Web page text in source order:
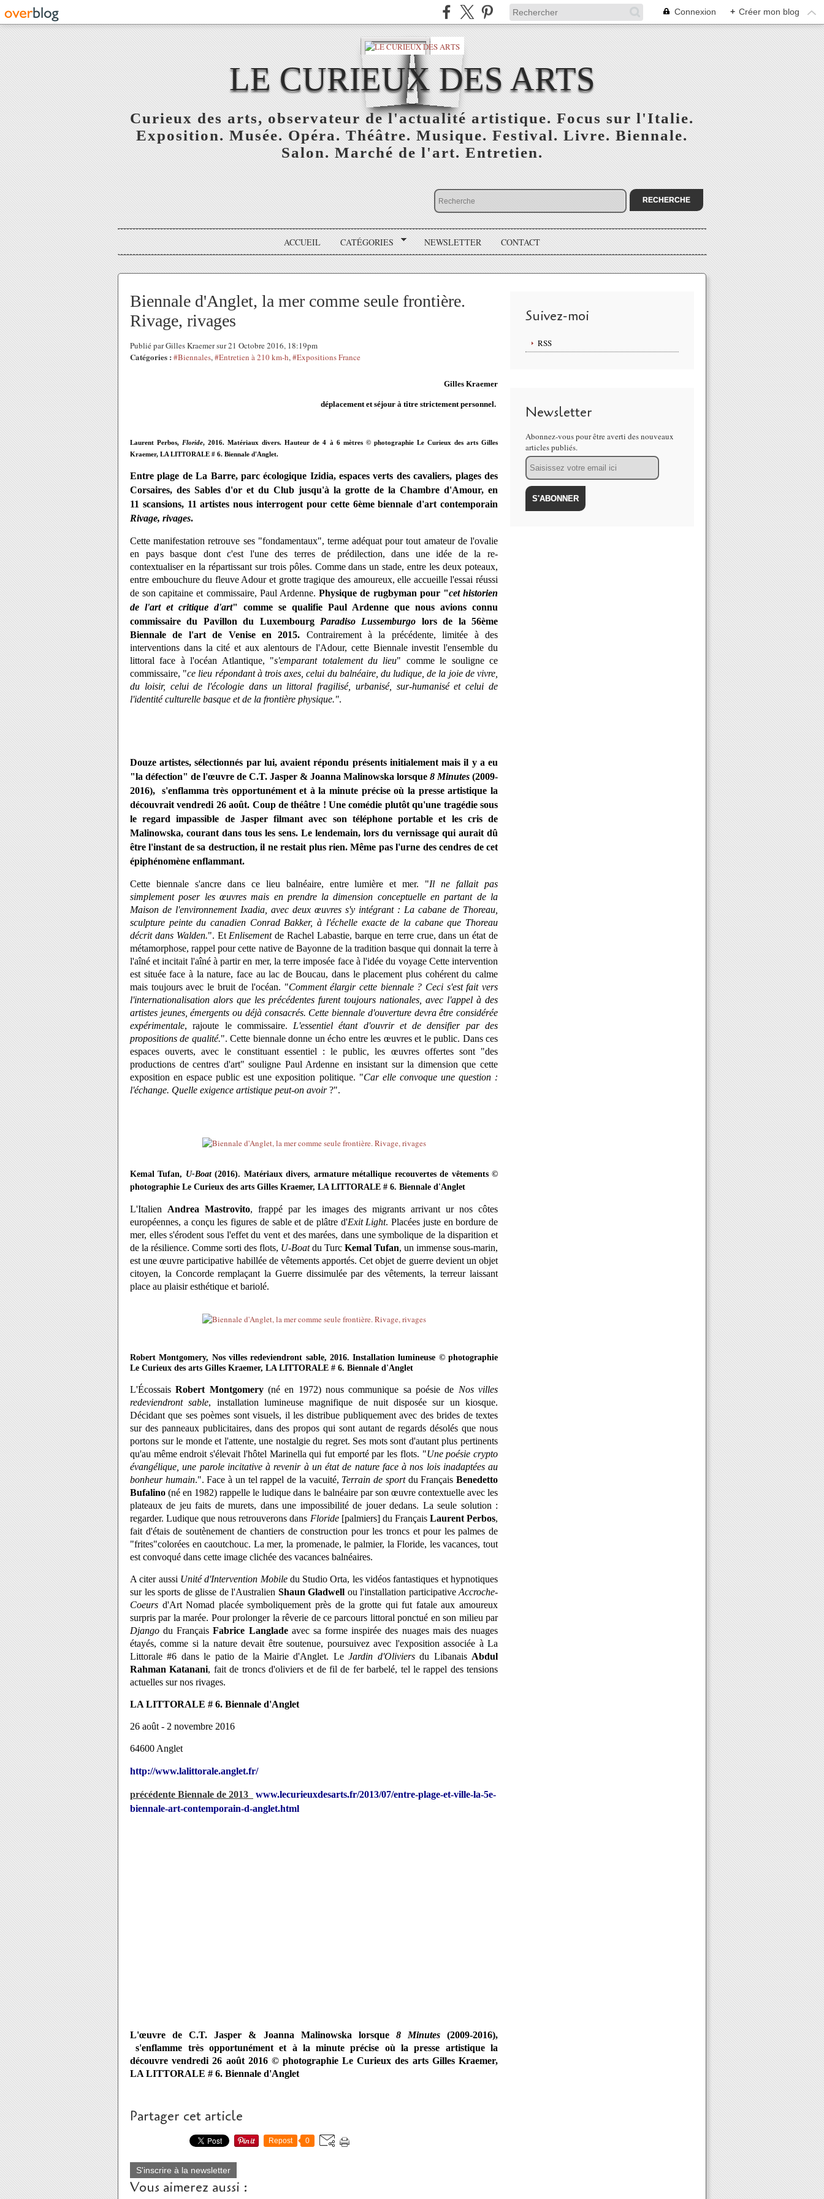
Connexion + Créer mon blog
LE CURIEUX DES ARTS
Curieux des arts, observateur de l'actualité artistique. Focus sur l'Italie.
Exposition. Musée. Opéra. Théâtre. Musique. Festival. Livre. Biennale.
Salon. Marché de l'art. Entretien.
ACCUEIL CATÉGORIES NEWSLETTER CONTACT
Biennale d'Anglet, la mer comme seule frontière.
Rivage, rivages
Publié par Gilles Kraemer sur 21 Octobre 2016, 18:19pm
Catégories : #Biennales,#Entretien à 210 km-h,#Expositions France
Gilles Kraemer
déplacement et séjour à titre strictement personnel.
Laurent Perbos, Floride, 2016. Matériaux divers. Hauteur de 4 à 6 mètres © photographie Le Curieux des arts Gilles
Kraemer, LA LITTORALE # 6. Biennale d'Anglet.
Entre plage de La Barre, parc écologique Izidia, espaces verts des cavaliers, plages des
Corsaires, des Sables d'or et du Club jusqu'à la grotte de la Chambre d'Amour, en
11 scansions, 11 artistes nous interrogent pour cette 6ème biennale d'art contemporain
Rivage, rivages.
Cette manifestation retrouve ses "fondamentaux", terme adéquat pour tout amateur de l'ovalie
en pays basque dont c'est l'une des terres de prédilection, dans une idée de la re-
contextualiser en la répartissant sur trois pôles. Comme dans un stade, entre les deux poteaux,
entre embouchure du fleuve Adour et grotte tragique des amoureux, elle accueille l'essai réussi
de son capitaine et commissaire, Paul Ardenne.Physique de rugbyman pour "cet historien
de l'art et critique d'art" comme se qualifie Paul Ardenne que nous avions connu
commissaire du Pavillon du Luxembourg Paradiso Lussemburgo lors de la 56ème
Biennale de l'art de Venise en 2015. Contrairement à la précédente, limitée à des
interventions dans la cité et aux alentours de l'Adour, cette Biennale investit l'ensemble du
littoral face à l'océan Atlantique, "s'emparant totalement du lieu" comme le souligne ce
commissaire, "ce lieu répondant à trois axes, celui du balnéaire, du ludique, de la joie de vivre,
du loisir, celui de l'écologie dans un littoral fragilisé, urbanisé, sur-humanisé et celui de
l'identité culturelle basque et de la frontière physique.".
Douze artistes, sélectionnés par lui, avaient répondu présents initialement mais il y a eu
"la défection" de l'œuvre de C.T. Jasper & Joanna Malinowska lorsque 8 Minutes (2009-
2016), s'enflamma très opportunément et à la minute précise où la presse artistique la
découvrait vendredi 26 août. Coup de théâtre ! Une comédie plutôt qu'une tragédie sous
le regard impassible de Jasper filmant avec son téléphone portable et les cris de
Malinowska, courant dans tous les sens. Le lendemain, lors du vernissage qui aurait dû
être l'instant de sa destruction, il ne restait plus rien. Même pas l'urne des cendres de cet
épiphénomène enflammant.
Cette biennale s'ancre dans ce lieu balnéaire, entre lumière et mer. "Il ne fallait pas
simplement poser les œuvres mais en prendre la dimension conceptuelle en partant de la
Maison de l'environnement Ixadia, avec deux œuvres s'y intégrant : La cabane de Thoreau,
sculpture peinte du canadien Conrad Bakker, à l'échelle exacte de la cabane que Thoreau
décrit dans Walden.". Et Enlisementde Rachel Labastie, barque en terre crue, dans un état de
métamorphose, rappel pour cette native de Bayonne de la tradition basque qui donnait la terre à
l'aîné et incitait l'aîné à partir en mer, la terre imposée face à l'idée du voyage Cette intervention
est située face à la nature, face au lac de Boucau, dans le placement plus cohérent du calme
mais toujours avec le bruit de l'océan. "Comment élargir cette biennale ? Ceci s'est fait vers
l'internationalisation alors que les précédentes furent toujours nationales, avec l'appel à des
artistes jeunes, émergents ou déjà consacrés. Cette biennale d'ouverture devra être considérée
expérimentale, rajoute le commissaire. L'essentiel étant d'ouvrir et de densifier par des
propositions de qualité.". Cette biennale donne un écho entre les œuvres et le public. Dans ces
espaces ouverts, avec le constituant essentiel : le public, les œuvres offertes sont "des
productions de centres d'art" souligne Paul Ardenne en insistant sur la dimension que cette
exposition en espace public est une exposition politique. "Car elle convoque une question :
l'échange. Quelle exigence artistique peut-on avoir?".
Kemal Tufan, U-Boat(2016). Matériaux divers, armature métallique recouvertes de vêtements ©
photographie Le Curieux des arts Gilles Kraemer, LA LITTORALE # 6. Biennale d'Anglet
L'Italien Andrea Mastrovito, frappé par les images des migrants arrivant ur nos côtes
européennes, a conçu les figures de sable et de plâtre d'Exit Light. Placées juste en bordure de
mer, elles s'érodent sous l'effet du vent et des marées, dans une symbolique de la disparition et
de la résilience. Comme sorti des flots, U-Boatdu Turc Kemal Tufan, un immense sous-marin,
est une œuvre participative habillée de vêtements apportés. Cet objet de guerre devient un objet
citoyen, la Concorde remplaçant la Guerre dissimulée par des vêtements, la terreur laissant
place au plaisir esthétique et bariolé.
Robert Montgomery, Nos villes redeviendront sable, 2016. Installation lumineuse © photographie
Le Curieux des arts Gilles Kraemer, LA LITTORALE # 6. Biennale d'Anglet
L'ÉcossaisRobert Montgomery(né en 1972) nous communique sa poésie de Nos villes
redeviendront sable, installation lumineuse magnifique de nuit disposée sur un kiosque.
Décidant que ses poèmes sont visuels, il les distribue publiquement avec des brides de textes
sur des panneaux publicitaires, dans des propos qui sont autant de regards désolés que nous
portons sur le monde et l'attente, une nostalgie du regret. Ses mots sont d'autant plus pertinents
qu'au même endroit s'élevait l'hôtel Marinella qui fut emporté par les flots. "Une poésie crypto
évangélique, une parole incitative à revenir à un état de nature face à nos lois inadaptées au
bonheur humain.". Face à un tel rappel de la vacuité, Terrain de sportdu FrançaisBenedetto
Bufalino (né en 1982) rappelle le ludique dans le balnéaire par son œuvre contextuelle avec les
plateaux de jeu faits de murets, dans une impossibilité de jouer dedans. La seule solution :
regarder. Ludique que nous retrouverons dans Floride[palmiers] du Français Laurent Perbos,
fait d'étais de soutènement de chantiers de construction pour les troncs et pour les palmes de
"frites"colorées en caoutchouc. La mer, la promenade, le palmier, la Floride, les vacances, tout
est convoqué dans cette image clichée des vacances balnéaires.
A citer aussi Unité d'Intervention Mobiledu Studio Orta, les vidéos fantastiques et hypnotiques
sur les sports de glisse de l'Australien Shaun Gladwell ou l'installation participative Accroche-
Coeurs d'Art Nomad placée symboliquement près de la grotte qui fut fatale aux amoureux
surpris par la marée. Pour prolonger la rêverie de ce parcours littoral ponctué en son milieu par
Django du FrançaisFabrice Langladeavec sa forme inspirée des nuages mais des nuages
étayés, comme si la nature devait être soutenue, poursuivez avec l'exposition associée à La
Littorale #6 dans le patio de la Mairie d'Anglet. LeJardin d'Oliviersdu Libanais Abdul
Rahman Katanani, fait de troncs d'oliviers et de fil de fer barbelé, tel le rappel des tensions
actuelles sur nos rivages.
LA LITTORALE # 6. Biennale d'Anglet
26 août - 2 novembre 2016
64600 Anglet
http://www.lalittorale.anglet.fr/
précédente Biennale de 2013
www.lecurieuxdesarts.fr/2013/07/entre-plage-et-ville-la-5e-
biennale-art-contemporain-d-anglet.html
L'œuvre de C.T. Jasper & Joanna Malinowska lorsque 8 Minutes(2009-2016),
s'enflamme très opportunément et à la minute précise où la presse artistique la
découvre vendredi 26 août 2016 © photographie Le Curieux des arts Gilles Kraemer,
LA LITTORALE # 6. Biennale d'Anglet
Partager cet article
Repost 0
S'inscrire à la newsletter
Vous aimerez aussi :
Suivez-moi
RSS
Newsletter
Abonnez-vous pour être averti des nouveaux
articles publiés.
Email